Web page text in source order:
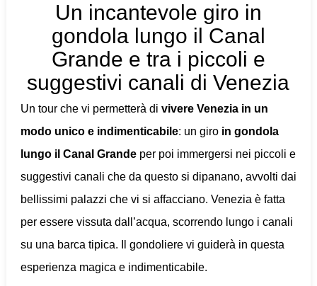
Un incantevole giro in
gondola lungo il Canal
Grande e tra i piccoli e
suggestivi canali di Venezia
Un tour che vi permetterà di vivere Venezia in un
modo unico e indimenticabile: un giro in gondola
lungo il Canal Grandeper poi immergersi nei piccoli e
suggestivi canali che da questo si dipanano, avvolti dai
bellissimi palazzi che vi si affacciano. Venezia è fatta
per essere vissuta dall’acqua, scorrendo lungo i canali
su una barca tipica. Il gondoliere vi guiderà in questa
esperienza magica e indimenticabile.